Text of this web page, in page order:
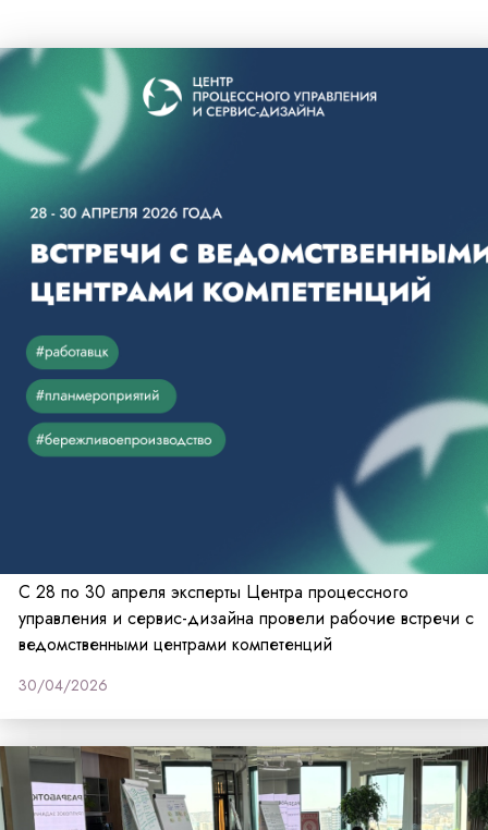
С 28 по 30 апреля эксперты Центра процессного
управления и сервис-дизайна провели рабочие встречи с
ведомственными центрами компетенций
30/04/2026